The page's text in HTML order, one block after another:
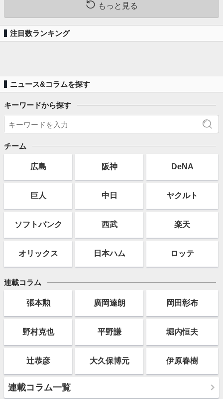
もっと見る
注目数ランキング
ニュース&コラムを探す
キーワードから探す
チーム
広島 阪神 DeNA
巨人 中日 ヤクルト
ソフトバンク 西武 楽天
オリックス 日本ハム ロッテ
連載コラム
張本勲 廣岡達朗 岡田彰布
野村克也 平野謙 堀内恒夫
辻恭彦 大久保博元 伊原春樹
連載コラム一覧